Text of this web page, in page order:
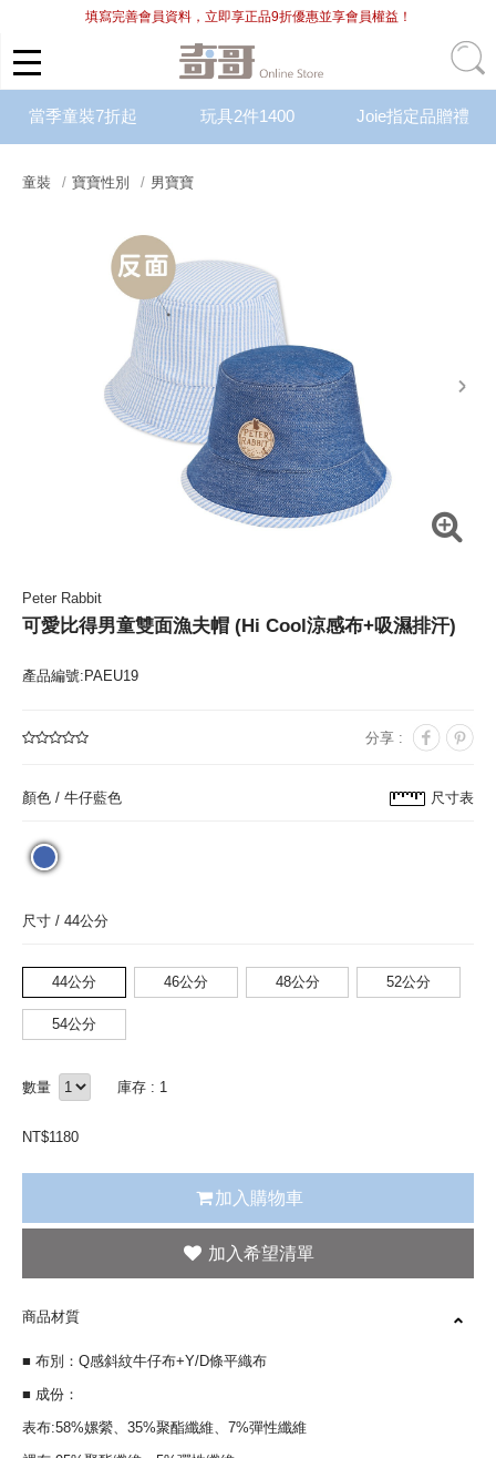
填寫完善會員資料，立即享正品9折優惠並享會員權益！
當季童裝7折起 玩具2件1400 Joie指定品贈禮
童裝 寶寶性別 男寶寶
next
Peter Rabbit
可愛比得男童雙面漁夫帽 (Hi Cool涼感布+吸濕排汗)
產品編號:PAEU19
分享 :
顏色 / 牛仔藍色 尺寸表
尺寸 / 44公分
44公分 46公分 48公分 52公分
54公分
數量 庫存 : 1
NT$1180
加入購物車
商品材質
■ 布別：Q感斜紋牛仔布+Y/D條平織布
■ 成份：
表布:58%嫘縈、35%聚酯纖維、7%彈性纖維